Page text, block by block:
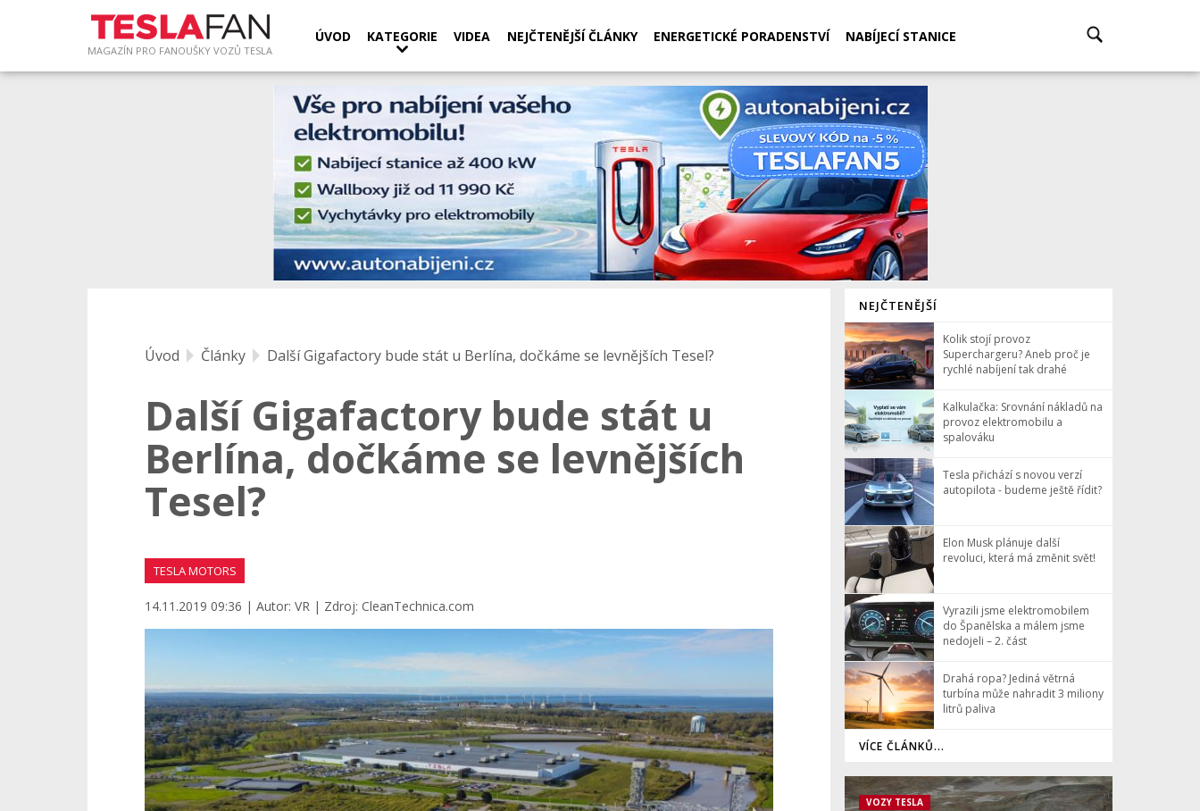
MAGAZÍN PRO FANOUŠKY VOZŮ TESLA
ÚVOD KATEGORIE VIDEA NEJČTENĚJŠÍ ČLÁNKY ENERGETICKÉ PORADENSTVÍ NABÍJECÍ STANICE
Úvod Články Další Gigafactory bude stát u Berlína, dočkáme se levnějších Tesel?
Další Gigafactory bude stát u
Berlína, dočkáme se levnějších
Tesel?
TESLA MOTORS
14.11.2019 09:36 | Autor: VR | Zdroj: CleanTechnica.com
NEJČTENĚJŠÍ
Kolik stojí provoz
Superchargeru? Aneb proč je
rychlé nabíjení tak drahé
Kalkulačka: Srovnání nákladů na
provoz elektromobilu a
spalováku
Tesla přichází s novou verzí
autopilota - budeme ještě řídit?
Elon Musk plánuje další
revoluci, která má změnit svět!
Vyrazili jsme elektromobilem
do Španělska a málem jsme
nedojeli – 2. část
Drahá ropa? Jediná větrná
turbína může nahradit 3 miliony
litrů paliva
VÍCE ČLÁNKŮ...
VOZY TESLA